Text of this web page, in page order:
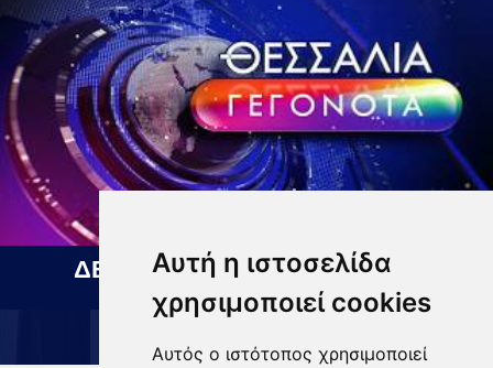
Αυτή η ιστοσελίδα
χρησιμοποιεί cookies
Αυτός ο ιστότοπος χρησιμοποιεί
ΔΕΛΤΙΟ ΕΙΔΗΣΕΩΝ 06 08 2026